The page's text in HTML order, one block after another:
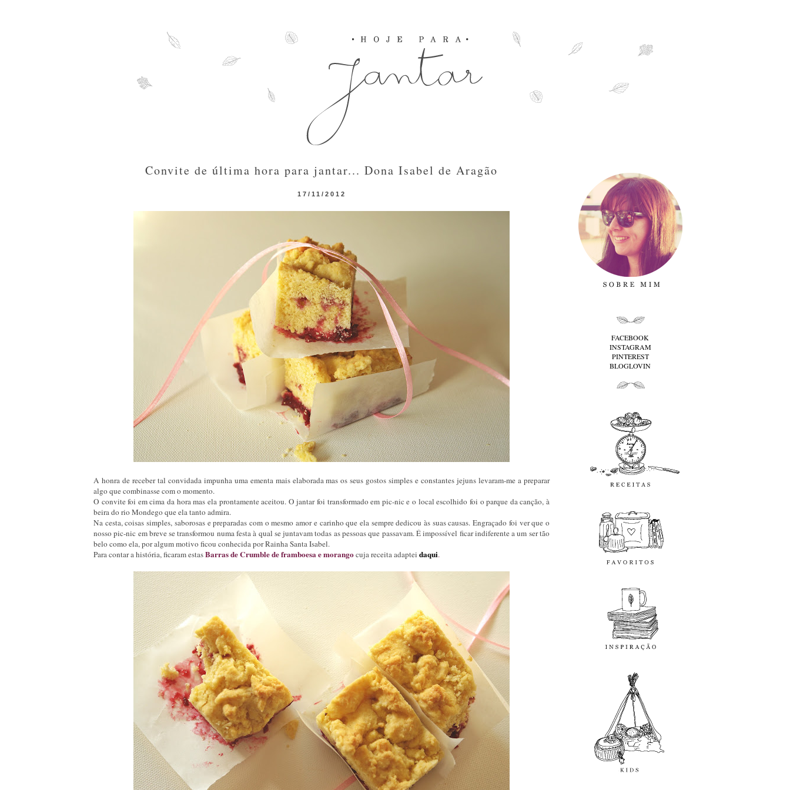
17/11/2012
Convite de última hora para jantar... Dona Isabel de Aragão
A honra de receber tal convidada impunha uma ementa mais elaborada mas os seus gostos simples e constantes jejuns levaram-me a preparar
algo que combinasse com o momento.
O convite foi em cima da hora mas ela prontamente aceitou. O jantar foi transformado em pic-nic e o local escolhido foi o parque da canção, à
beira do rio Mondego que ela tanto admira.
Na cesta, coisas simples, saborosas e preparadas com o mesmo amor e carinho que ela sempre dedicou às suas causas. Engraçado foi ver que o
nosso pic-nic em breve se transformou numa festa à qual se juntavam todas as pessoas que passavam. É impossível ficar indiferente a um ser tão
belo como ela, por algum motivo ficou conhecida por Rainha Santa Isabel.
Para contar a história, ficaram estasBarrasde Crumble de framboesa e morangocuja receita adaptei daqui.
FACEBOOK
INSTAGRAM
PINTEREST
BLOGLOVIN